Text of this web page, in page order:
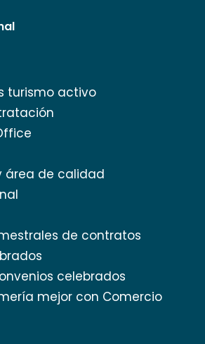
turismo activo
área de calidad
de contratos
celebrados
mejor con Comercio